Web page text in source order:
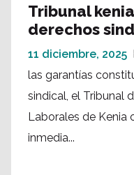
Tribunal
derechos
11 diciembre, 2025
las garantías
sindical, el Tribunal
Laborales de Kenia
inmedia...